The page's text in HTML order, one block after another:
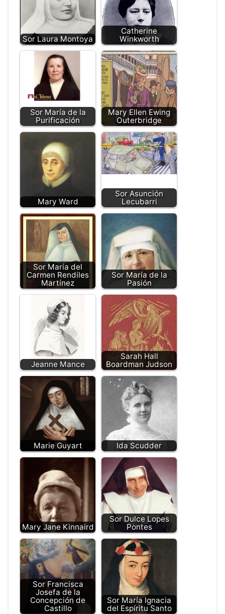
Sor Laura Montoya
Catherine
Winkworth
Sor María de la
Purificación
Mary Ellen Ewing
Outerbridge
Mary Ward
Sor Asunción
Lecubarri
Sor María del
Carmen Rendiles
Martínez
Sor María de la
Pasión
Jeanne Mance
Sarah Hall
Boardman Judson
Marie Guyart Ida Scudder
Mary Jane Kinnaird
Sor Dulce Lopes
Pontes
Sor Francisca
Josefa de la
Concepción de
Castillo
Sor María Ignacia
del Espíritu Santo